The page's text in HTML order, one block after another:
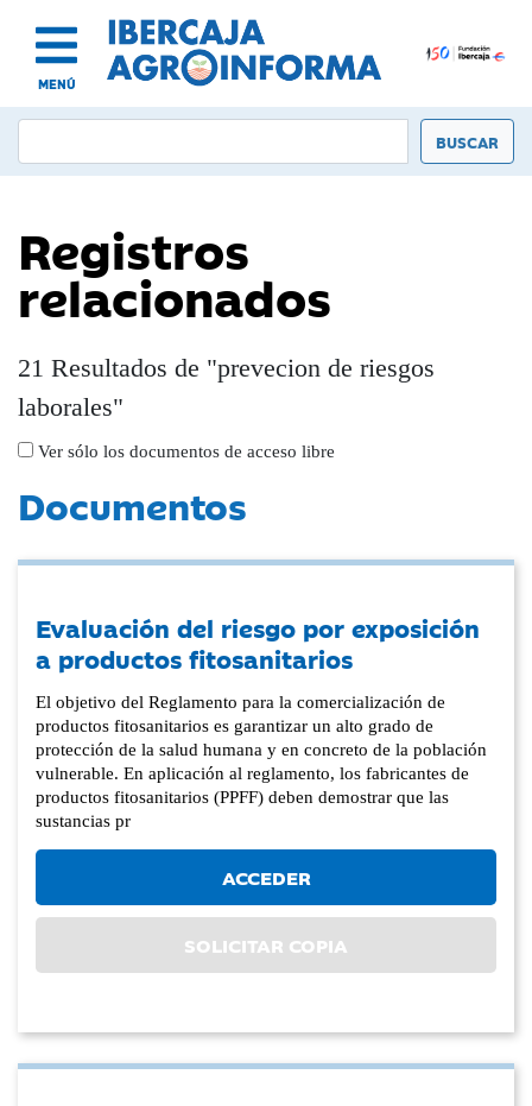
MENÚ
Registros
relacionados
21 Resultados de "prevecion de riesgos
laborales"
Ver sólo los documentos de acceso libre
Documentos
Evaluación del riesgo por exposición
a productos fitosanitarios
El objetivo del Reglamento para la comercialización de
productos fitosanitarios es garantizar un alto grado de
protección de la salud humana y en concreto de la población
vulnerable. En aplicación al reglamento, los fabricantes de
productos fitosanitarios (PPFF) deben demostrar que las
sustancias pr
ACCEDER
SOLICITAR COPIA